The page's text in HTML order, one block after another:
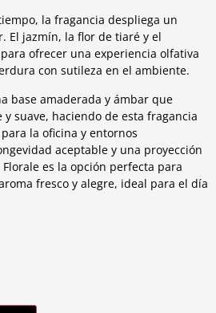
la fragancia despliega un
El jazmín, la flor de tiaré y el
ofrecer una experiencia olfativa
con sutileza en el ambiente.
base amaderada y ámbar que
suave, haciendo de esta fragancia
la oficina y entornos
aceptable y una proyección
es la opción perfecta para
fresco y alegre, ideal para el día